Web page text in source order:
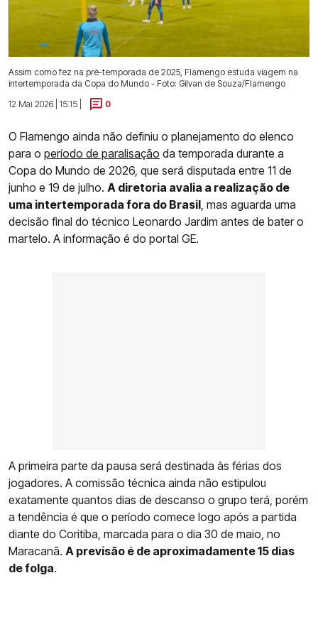
Assim como fez na pré-temporada de 2025, Flamengo estuda viagem na
intertemporada da Copa do Mundo - Foto: Gilvan de Souza/Flamengo
12 Mai 2026 | 15:15 |
0
O Flamengo ainda não definiu o planejamento do elenco
para o período de paralisação da temporada durante a
Copa do Mundo de 2026, que será disputada entre 11 de
junho e 19 de julho. A diretoria avalia a realização de
uma intertemporada fora do Brasil, mas aguarda uma
decisão final do técnico Leonardo Jardim antes de bater o
martelo. A informação é do portal GE.
A primeira parte da pausa será destinada às férias dos
jogadores. A comissão técnica ainda não estipulou
exatamente quantos dias de descanso o grupo terá, porém
a tendência é que o período comece logo após a partida
diante do Coritiba, marcada para o dia 30 de maio, no
Maracanã. A previsão é de aproximadamente 15 dias
de folga.